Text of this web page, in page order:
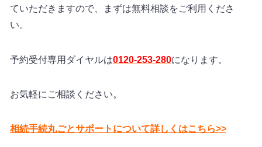
ていただきますので、まずは無料相談をご利用くださ
い。
予約受付専用ダイヤルは0120-253-280になります。
お気軽にご相談ください。
相続手続丸ごとサポートについて詳しくはこちら>>